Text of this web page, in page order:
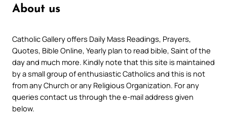
About us
Catholic Gallery offers Daily Mass Readings, Prayers,
Quotes, Bible Online, Yearly plan to read bible, Saint of the
day and much more. Kindly note that this site is maintained
by a small group of enthusiastic Catholics and this is not
from any Church or any Religious Organization. For any
queries contact us through the e-mail address given
below.